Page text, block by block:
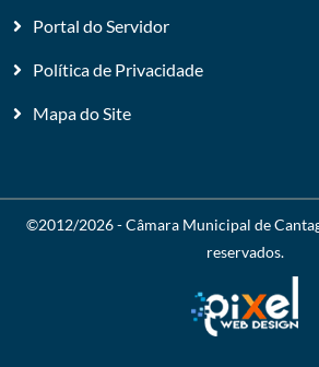
Portal do Servidor
Política de Privacidade
Mapa do Site
©2012/2026 -Câmara Municipal de
reservados.